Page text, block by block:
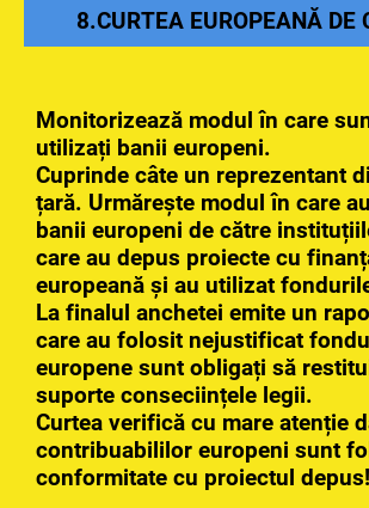
8.CURTEA EUROPEANĂ DE
Monitorizează modul în care
utilizați banii europeni.
Cuprinde câte un reprezentant
țară. Urmărește modul în care
banii europeni de către
care au depus proiecte cu
europeană și au utilizat
La finalul anchetei emite un
care au folosit nejustificat
europene sunt obligați să
suporte conseciințele legii.
Curtea verifică cu mare atenție
contribuabililor europeni sunt
conformitate cu proiectul depus!